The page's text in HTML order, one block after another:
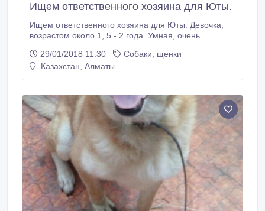
Ищем ответственного хозяина для Юты.
Ищем ответственного хозяина для Юты. Девочка,
возрастом около 1, 5 - 2 года. Умная, очень
заниматься дрессировкой, иначе будет абсолютно
неуправляемой собакой. Отдаётся по договору
обеспечим консультации как её воспитывать,
кормить и любить, и, конечно, помощь в разумных
пределах.
29/01/2018 11:30
Собаки, щенки
Казахстан, Алматы